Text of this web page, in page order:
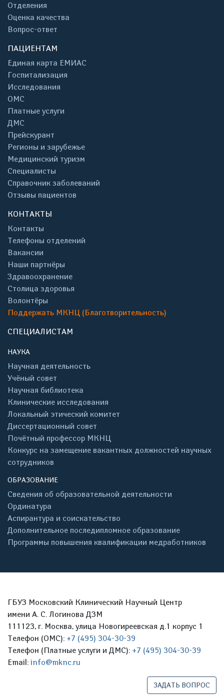
Отделения
Оценка качества
Вопрос-ответ
ПАЦИЕНТАМ
Единая карта ЕМИАС
Госпитализация
Исследования
ОМС
Платные услуги
ДМС
Прейскурант
Регионы и зарубежье
Медицинский туризм
Специалисты
Справочник заболеваний
Отзывы пациентов
КОНТАКТЫ
Контакты
Телефоны отделений
Вакансии
Наши партнёры
Здравоохранение
Столица здоровья
Волонтёры
Поддержать МКНЦ (Благотворительность)
СПЕЦИАЛИСТАМ
НАУКА
Научная деятельность
Учёный совет
Научная библиотека
Клинические исследования
Локальный этический комитет
Диссертационный совет
Почётный профессор МКНЦ
Конкурс на замещение вакантных должностей научных
сотрудников
ОБРАЗОВАНИЕ
Сведения об образовательной деятельности
Ординатура
Аспирантура и соискательство
Дополнительное последипломное образование
Программы повышения квалификации медработников
ГБУЗ Московский Клинический Научный Центр
имени А. С. Логинова ДЗМ
111123, г. Москва, улица Новогиреевская д.1 корпус 1
Телефон (ОМС): +7 (495) 304-30-39
Телефон (Платные услуги и ДМС): +7 (495) 304-30-39
Email: info@mknc.ru
ЗАДАТЬ ВОПРОС